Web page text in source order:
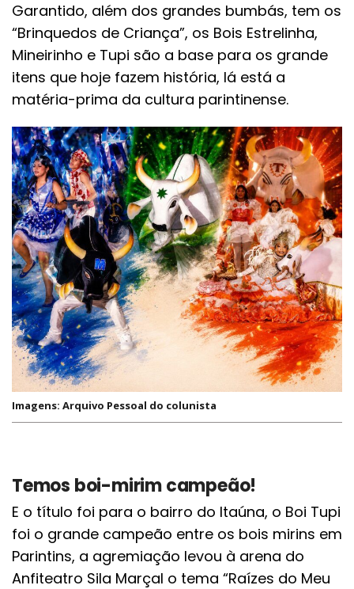
Garantido, além dos grandes bumbás, tem os
“Brinquedos de Criança”, os Bois Estrelinha,
Mineirinho e Tupi são a base para os grande
itens que hoje fazem história, lá está a
matéria-prima da cultura parintinense.
Imagens: Arquivo Pessoal do colunista
Temos boi-mirim campeão!
E o título foi para o bairro do Itaúna, o Boi Tupi
foi o grande campeão entre os bois mirins em
Parintins, a agremiação levou à arena do
Anfiteatro Sila Marçal o tema “Raízes do Meu